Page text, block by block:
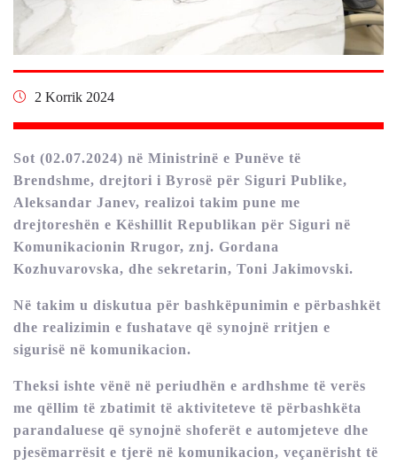
2 Korrik 2024
Sot (02.07.2024) në Ministrinë e Punëve të
Brendshme, drejtori i Byrosë për Siguri Publike,
Aleksandar Janev, realizoi takim pune me
drejtoreshën e Këshillit Republikan për Siguri në
Komunikacionin Rrugor, znj. Gordana
Kozhuvarovska, dhe sekretarin, Toni Jakimovski.
Në takim u diskutua për bashkëpunimin e përbashkët
dhe realizimin e fushatave që synojnë rritjen e
sigurisë në komunikacion.
Theksi ishte vënë në periudhën e ardhshme të verës
me qëllim të zbatimit të aktiviteteve të përbashkëta
parandaluese që synojnë shoferët e automjeteve dhe
pjesëmarrësit e tjerë në komunikacion, veçanërisht të